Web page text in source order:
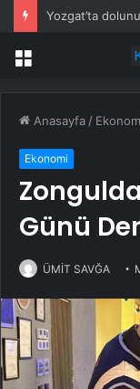
Yozgat’ta
Menü
Anasayfa /
Ekonomi
Günü
ÜMİT SAVĞA